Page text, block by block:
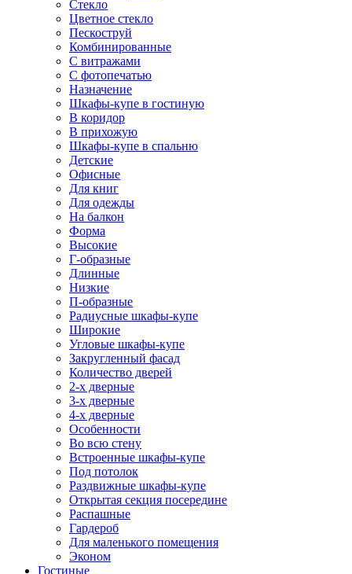
Стекло
Цветное стекло
Пескоструй
Комбинированные
С витражами
С фотопечатью
Назначение
Шкафы-купе в гостиную
В коридор
В прихожую
Шкафы-купе в спальню
Детские
Офисные
Для книг
Для одежды
На балкон
Форма
Высокие
Г-образные
Длинные
Низкие
П-образные
Радиусные шкафы-купе
Широкие
Угловые шкафы-купе
Закругленный фасад
Количество дверей
2-х дверные
3-х дверные
4-х дверные
Особенности
Во всю стену
Встроенные шкафы-купе
Под потолок
Раздвижные шкафы-купе
Открытая секция посередине
Распашные
Гардероб
Для маленького помещения
Эконом
Гостиные